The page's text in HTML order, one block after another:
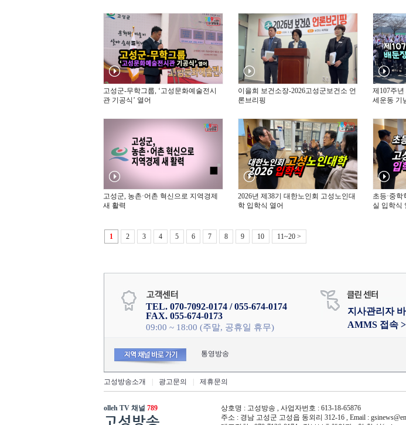
고성군-무학그룹, ‘고성문화예술전시
관 기공식’ 열어
이을희 보건소장-2026고성군보건소 언
론브리핑
제107주
세운동 기
고성군, 농촌·어촌 혁신으로 지역경제
새 활력
2026년 제38기 대한노인회 고성노인대
학 입학식 열어
초등·중
실 입학식
1 2 3 4 5 6 7 8 9 10 11~20 >
TEL. 070-7092-0174 / 055-674-0174
FAX. 055-674-0173
09:00 ~ 18:00 (주말, 공휴일 휴무)
지사관리자
AMMS 접속 >
통영방송
고성방송소개 광고문의 제휴문의
olleh TV 채널 789
상호명 : 고성방송 , 사업자번호 : 613-18-65876
주소 : 경남 고성군 고성읍 동외리 312-16 , Email :